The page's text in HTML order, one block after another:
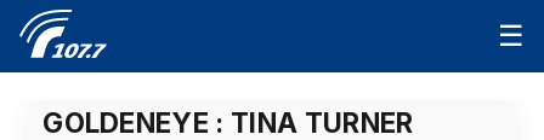
☰
GOLDENEYE : TINA TURNER